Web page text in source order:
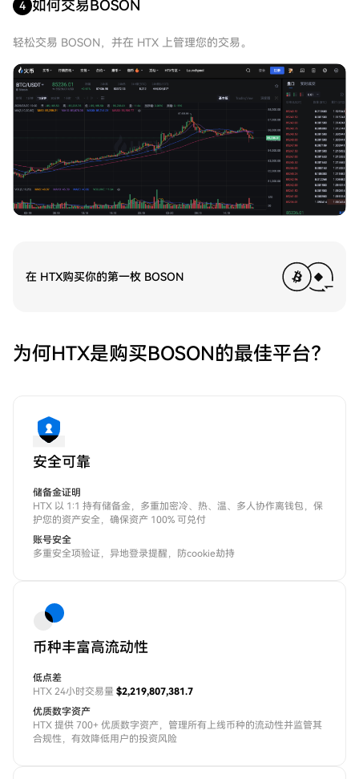
4 如何交易BOSON
轻松交易 BOSON，并在 HTX 上管理您的交易。
在 HTX购买你的第一枚 BOSON
为何HTX是购买BOSON的最佳平台？
安全可靠
储备金证明
HTX 以 1:1 持有储备金，多重加密冷、热、温、多人协作离钱包，保
护您的资产安全，确保资产 100% 可兑付
账号安全
多重安全项验证，异地登录提醒，防cookie劫持
币种丰富高流动性
低点差
HTX 24小时交易量 $2,219,807,381.7
优质数字资产
HTX 提供 700+ 优质数字资产，管理所有上线币种的流动性并监管其
合规性，有效降低用户的投资风险